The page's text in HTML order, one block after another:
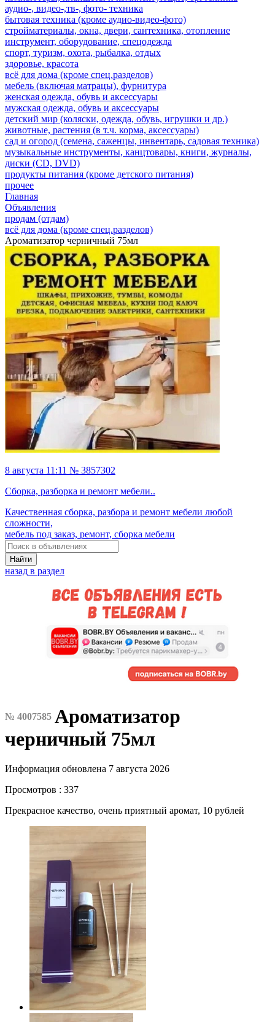
аудио-, видео-,тв-, фото- техника
бытовая техника (кроме аудио-видео-фото)
стройматериалы, окна, двери, сантехника, отопление
инструмент, оборудование, спецодежда
спорт, туризм, охота, рыбалка, отдых
здоровье, красота
всё для дома (кроме спец.разделов)
мебель (включая матрацы), фурнитура
женская одежда, обувь и аксессуары
мужская одежда, обувь и аксессуары
детский мир (коляски, одежда, обувь, игрушки и др.)
животные, растения (в т.ч. корма, аксессуары)
сад и огород (семена, саженцы, инвентарь, садовая техника)
музыкальные инструменты, канцтовары, книги, журналы,
диски (CD, DVD)
продукты питания (кроме детского питания)
прочее
Главная
Объявления
продам (отдам)
всё для дома (кроме спец.разделов)
Ароматизатор черничный 75мл
8 августа 11:11 № 3857302
Сборка, разборка и ремонт мебели..
Качественная сборка, разбора и ремонт мебели любой
сложности,
мебель под заказ, ремонт, сборка мебели
Найти
назад в раздел
№ 4007585 Ароматизатор
черничный 75мл
Информация обновлена 7 августа 2026
Просмотров : 337
Прекрасное качество, очень приятный аромат, 10 рублей